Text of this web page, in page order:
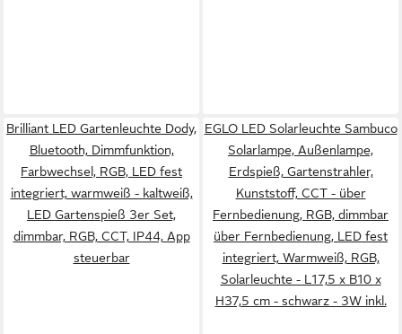
Brilliant LED Gartenleuchte Dody,
Bluetooth, Dimmfunktion,
Farbwechsel, RGB, LED fest
integriert, warmweiß - kaltweiß,
LED Gartenspieß 3er Set,
dimmbar, RGB, CCT, IP44, App
steuerbar
EGLO LED Solarleuchte Sambuco
Solarlampe, Außenlampe,
Erdspieß, Gartenstrahler,
Kunststoff, CCT - über
Fernbedienung, RGB, dimmbar
über Fernbedienung, LED fest
integriert, Warmweiß, RGB,
Solarleuchte - L17,5 x B10 x
H37,5 cm - schwarz - 3W inkl.